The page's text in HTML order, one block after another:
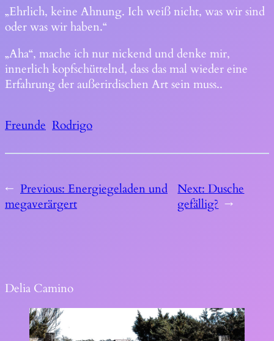
„Ehrlich, keine Ahnung. Ich weiß nicht, was wir sind
oder was wir haben.“
„Aha“, mache ich nur nickend und denke mir,
innerlich kopfschüttelnd, dass das mal wieder eine
Erfahrung der außerirdischen Art sein muss..
Freunde Rodrigo
← Previous: Energiegeladen und
megaverärgert
Next:Dusche
gefällig? →
Delia Camino